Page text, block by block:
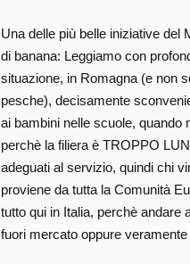
Una delle più belle iniziative del
di banana: Leggiamo con
situazione, in Romagna (e non
pesche), decisamente
ai bambini nelle scuole, quando
perchè la filiera è TROPPO
adeguati al servizio, quindi chi
proviene da tutta la Comunità
tutto qui in Italia, perchè andare
fuori mercato oppure